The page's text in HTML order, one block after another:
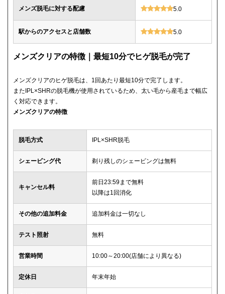
メンズ脱毛に対する配慮 5.0
駅からのアクセスと店舗数 5.0
メンズクリアの特徴｜最短10分でヒゲ脱毛が完了
メンズクリアのヒゲ脱毛は、1回あたり最短10分で完了します。
またIPL×SHRの脱毛機が使用されているため、太い毛から産毛まで幅広
く対応できます。
メンズクリアの特徴
脱毛方式 IPL×SHR脱毛
シェービング代 剃り残しのシェービングは無料
キャンセル料
前日23:59まで無料
以降は1回消化
その他の追加料金 追加料金は一切なし
テスト照射 無料
営業時間 10:00～20:00(店舗により異なる)
定休日 年末年始